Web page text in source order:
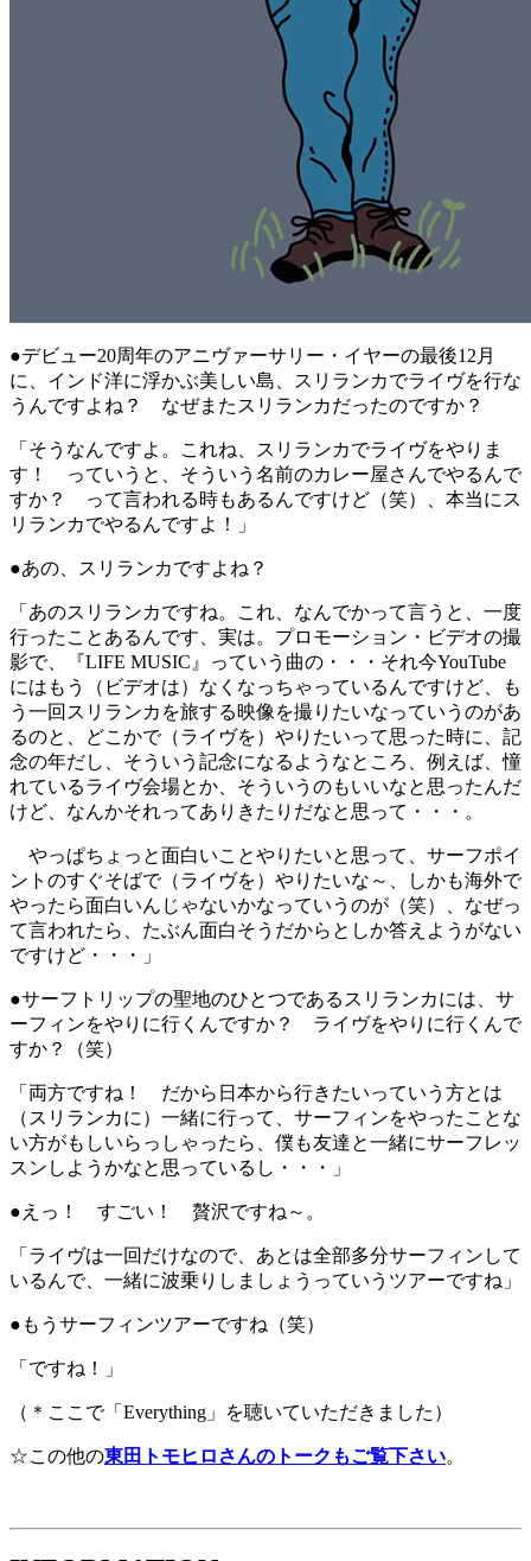
●デビュー20周年のアニヴァーサリー・イヤーの最後12月
に、インド洋に浮かぶ美しい島、スリランカでライヴを行な
うんですよね？ なぜまたスリランカだったのですか？
「そうなんですよ。これね、スリランカでライヴをやりま
す！ っていうと、そういう名前のカレー屋さんでやるんで
すか？ って言われる時もあるんですけど（笑）、本当にス
リランカでやるんですよ！」
●あの、スリランカですよね？
「あのスリランカですね。これ、なんでかって言うと、一度
行ったことあるんです、実は。プロモーション・ビデオの撮
影で、『LIFE MUSIC』っていう曲の・・・それ今YouTube
にはもう（ビデオは）なくなっちゃっているんですけど、も
う一回スリランカを旅する映像を撮りたいなっていうのがあ
るのと、どこかで（ライヴを）やりたいって思った時に、記
念の年だし、そういう記念になるようなところ、例えば、憧
れているライヴ会場とか、そういうのもいいなと思ったんだ
けど、なんかそれってありきたりだなと思って・・・。
やっぱちょっと面白いことやりたいと思って、サーフポイ
ントのすぐそばで（ライヴを）やりたいな～、しかも海外で
やったら面白いんじゃないかなっていうのが（笑）、なぜっ
て言われたら、たぶん面白そうだからとしか答えようがない
ですけど・・・」
●サーフトリップの聖地のひとつであるスリランカには、サ
ーフィンをやりに行くんですか？ ライヴをやりに行くんで
すか？（笑）
「両方ですね！ だから日本から行きたいっていう方とは
（スリランカに）一緒に行って、サーフィンをやったことな
い方がもしいらっしゃったら、僕も友達と一緒にサーフレッ
スンしようかなと思っているし・・・」
●えっ！ すごい！ 贅沢ですね～。
「ライヴは一回だけなので、あとは全部多分サーフィンして
いるんで、一緒に波乗りしましょうっていうツアーですね」
●もうサーフィンツアーですね（笑）
「ですね！」
（＊ここで「Everything」を聴いていただきました）
☆この他の東田トモヒロさんのトークもご覧下さい。